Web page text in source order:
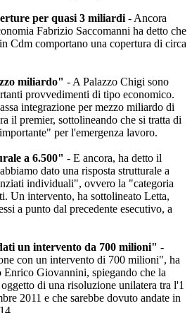
per quasi 3 miliardi - Ancora
Fabrizio Saccomanni ha detto che
Cdm comportano una copertura di circa
miliardo" - A Palazzo Chigi sono
provvedimenti di tipo economico.
integrazione per mezzo miliardo di
il premier, sottolineando che si tratta di
per l'emergenza lavoro.
a 6.500" - E ancora, ha detto il
dato una risposta strutturale a
individuali", ovvero la "categoria
Un intervento, ha sottolineato Letta,
a punto dal precedente esecutivo, a
un intervento da 700 milioni" -
con un intervento di 700 milioni", ha
Enrico Giovannini, spiegando che la
di una risoluzione unilatera tra l'1
2011 e che sarebbe dovuto andate in